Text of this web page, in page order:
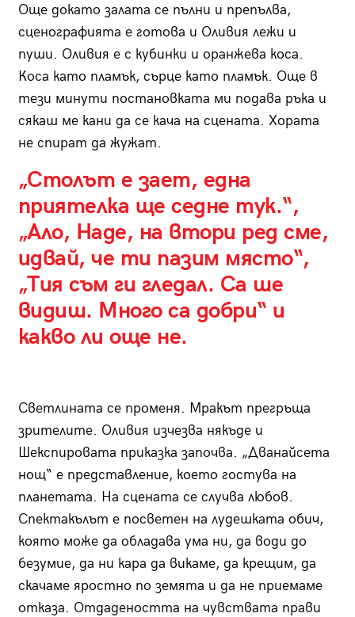
Още докато залата се пълни и препълва,
сценографията е готова и Оливия лежи и
пуши. Оливия е с кубинки и оранжева коса.
Коса като пламък, сърце като пламък. Още в
тези минути постановката ми подава ръка и
сякаш ме кани да се кача на сцената. Хората
не спират да жужат.
„Столът е зает, една
приятелка ще седне тук.“,
„Ало, Наде, на втори ред сме,
идвай, че ти пазим място“,
„Тия съм ги гледал. Са ше
видиш. Много са добри“ и
какво ли още не.
Светлината се променя. Мракът прегръща
зрителите. Оливия изчезва някъде и
Шекспировата приказка започва. „Дванайсета
нощ“ е представление, което гостува на
планетата. На сцената се случва любов.
Спектакълът е посветен на лудешката обич,
която може да обладава ума ни, да води до
безумие, да ни кара да викаме, да крещим, да
скачаме яростно по земята и да не приемаме
отказа. Отдадеността на чувствата прави